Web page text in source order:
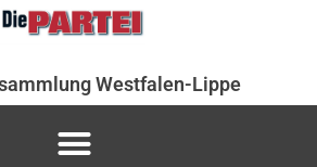
Westfalen-Lippe